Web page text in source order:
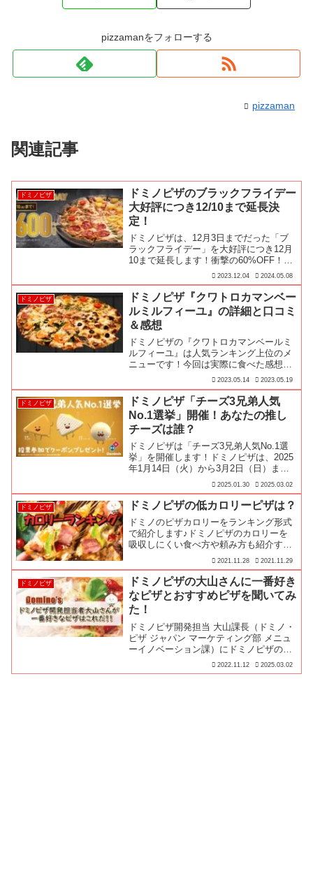
pizzamanをフォローする
pizzaman
関連記事
ドミノピザ
ドミノピザのブラックフライデー
大好評につき12/10まで延長決
定！
ドミノピザは、12月3日までだった「ブ
ラックフライデー」を大好評につき12月
10まで延長します！衝撃の60%OFF！最
大2,830円お得なセールがまだまだ楽しめ
ます！
2023.12.04 2024.05.08
ドミノピザ
ドミノピザ『クワトロカマンベー
ルミルフィーユ』の詳細と口コミ
＆感想
ドミノピザの『クワトロカマンベールミ
ルフィーユ』は人気ランキング上位のメ
ニューです！今回は実際に食べた感想＆
レビューとみんなの口コミをお届けしま
す♪
2023.05.14 2023.05.19
ドミノピザ
ドミノピザ「チーズ3兄弟人気
No.1選挙」開催！あなたの推し
チーズは誰？
ドミノピザは「チーズ3兄弟人気No.1選
挙」を開催します！ドミノピザは、2025
年1月14日（火）から3月2日（日）まで
の期間限定で、「チーズ3兄弟」シリー
ズ全5種を販売中です。このシリーズで
は、ウルトラクリスピー生地を3層に重
ね、その間に...
2025.01.30 2025.03.02
ドミノピザ ドミノピザの低カロリーピザは？
ドミノのピザカロリーをランキング形式
で紹介します♪ドミノピザのカロリーを
吸収しにくい食べ方や頼み方も紹介する
ので、是非とも参考にしてみてくださ
い！
2021.11.28 2021.11.29
ドミノピザ
ドミノピザの大山さんに一番好き
なピザとおすすめピザを聞いてみ
た！
ドミノピザ開発担当 大山課長（ドミノ・
ピザ ジャパン マーケティング部 メニュ
ーイノベーション課）にドミノピザの一
番好きなピザを聞いてみたよ！
2022.11.12 2025.03.02